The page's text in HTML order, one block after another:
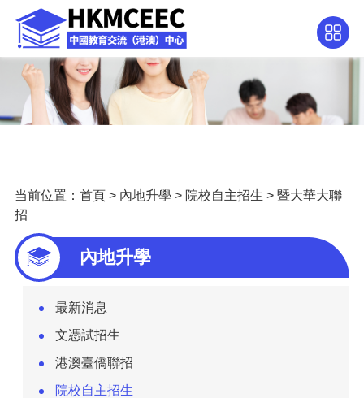
当前位置： 首頁> 內地升學 > 院校自主招生 > 暨大華大聯
招
內地升學
最新消息
文憑試招生
港澳臺僑聯招
院校自主招生